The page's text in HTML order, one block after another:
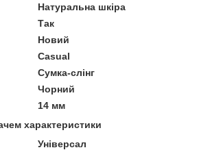
Натуральна шкіра
Так
Новий
Casual
Сумка-слінг
Чорний
14 мм
характеристики
Універсал